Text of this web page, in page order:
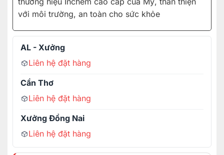
với môi trường, an toàn cho sức khỏe
AL - Xưởng
Liên hệ đặt hàng
Cần Thơ
Liên hệ đặt hàng
Xưởng Đồng Nai
Liên hệ đặt hàng